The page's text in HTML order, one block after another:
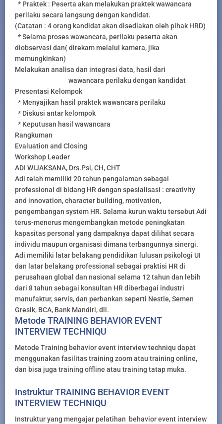
* Praktek : Peserta akan melakukan praktek wawancara
perilaku secara langsung dengan kandidat.
(Catatan : 4 orang kandidat akan disediakan oleh pihak HRD)
* Selama proses wawancara, perilaku peserta akan
diobservasi dan( direkam melalui kamera, jika
memungkinkan)
Melakukan analisa dan integrasi data, hasil dari
wawancara perilaku dengan kandidat
Presentasi Kelompok
* Menyajikan hasil praktek wawancara perilaku
* Diskusi antar kelompok
* Keputusan hasil wawancara
Rangkuman
Evaluation and Closing
Workshop Leader
ADI WIJAKSANA, Drs.Psi, CH, CHT
Adi telah memiliki 20 tahun pengalaman sebagai
professional di bidang HR dengan spesialisasi : creativity
and innovation, character building, motivation,
pengembangan system HR. Selama kurun waktu tersebut Adi
terus-menerus mengembangkan metode peningkatan
kapasitas personal yang dampaknya dapat dilihat secara
individu maupun organisasi dimana terbangunnya sinergi.
Adi memiliki latar belakang pendidikan lulusan psikologi UI
dan latar belakang professional sebagai praktisi HR di
perusahaan global dan nasional selama 12 tahun dan lebih
dari 8 tahun sebagai konsultan HR diberbagai industri
manufaktur, servis, dan perbankan seperti Nestle, Semen
Gresik, BCA, Bank Mandiri, dll.
Metode TRAINING BEHAVIOR EVENT
INTERVIEW TECHNIQU
Metode Training behavior event interview techniqu dapat
menggunakan fasilitas training zoom atau training online,
dan bisa juga training offline atau training tatap muka.
Instruktur TRAINING BEHAVIOR EVENT
INTERVIEW TECHNIQU
Instruktur yang mengajar pelatihan behavior event interview